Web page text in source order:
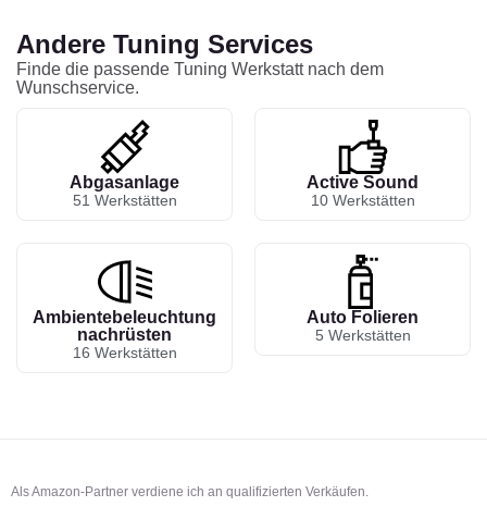
Andere Tuning Services
Finde die passende Tuning Werkstatt nach dem
Wunschservice.
Abgasanlage
51 Werkstätten
Active Sound
10 Werkstätten
Ambientebeleuchtung
nachrüsten
16 Werkstätten
Auto Folieren
5 Werkstätten
Als Amazon-Partner verdiene ich an qualifizierten Verkäufen.